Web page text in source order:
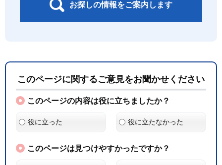
お探しの情報をご案内します
このページに関するご意見をお聞かせください
このページの内容は役に立ちましたか？
役に立った 役に立たなかった
このページは見つけやすかったですか？